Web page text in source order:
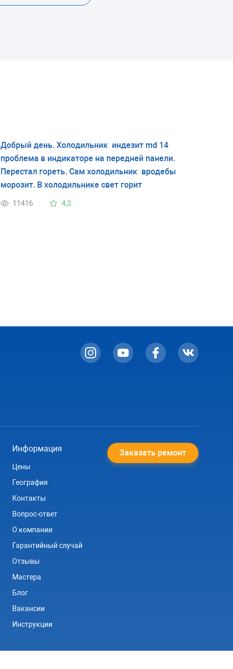
Добрый день. Холодильник индезит md 14
проблема в индикаторе на передней панели.
Перестал гореть. Сам холодильник вродебы
морозит. В холодильнике свет горит
11416 4,2
Информация
Цены
География
Контакты
Вопрос-ответ
О компании
Гарантийный случай
Отзывы
Мастера
Блог
Вакансии
Инструкции
Заказать ремонт